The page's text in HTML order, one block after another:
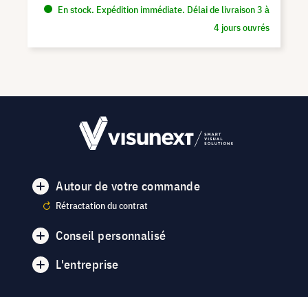
En stock. Expédition immédiate. Délai de livraison 3 à
4 jours ouvrés
Autour de votre commande
Rétractation du contrat
Conseil personnalisé
L'entreprise